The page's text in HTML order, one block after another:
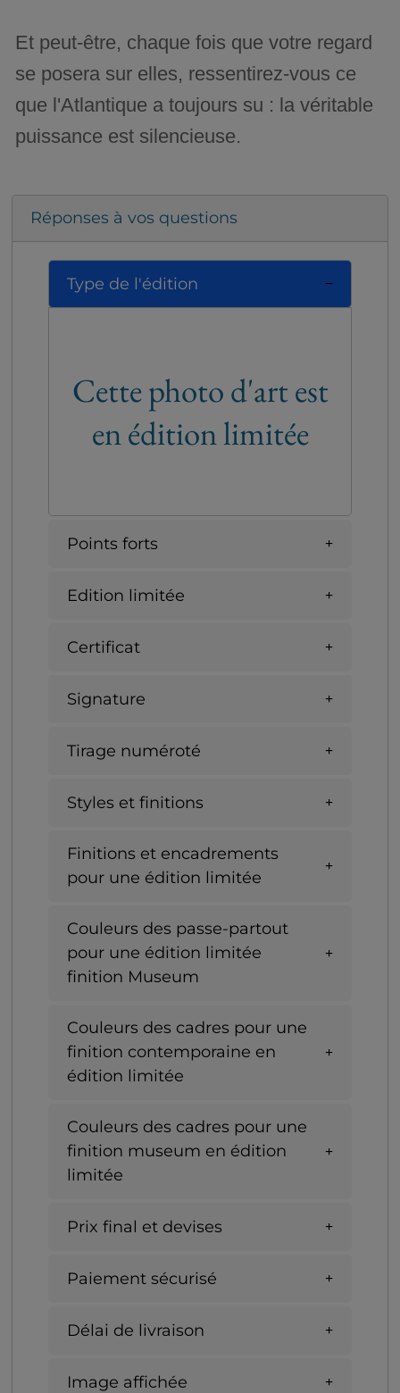
Et peut-être, chaque fois que votre regard
se posera sur elles, ressentirez-vous ce
que l'Atlantique a toujours su : la véritable
puissance est silencieuse.
Réponses à vos questions
Type de l'édition
Cette photo d'art est
en édition limitée
Points forts
Edition limitée
Certificat
Signature
Tirage numéroté
Styles et finitions
Finitions et encadrements
pour une édition limitée
Couleurs des passe-partout
pour une édition limitée
finition Museum
Couleurs des cadres pour une
finition contemporaine en
édition limitée
Couleurs des cadres pour une
finition museum en édition
limitée
Prix final et devises
Paiement sécurisé
Délai de livraison
Image affichée